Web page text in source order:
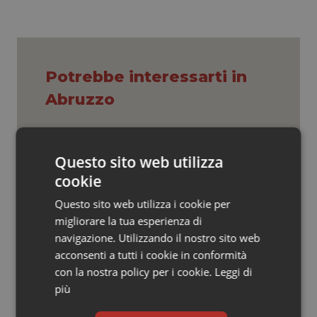
Veneto
Oncoematologia
Oncologia & Nutrizione
Quotidiano Chirurgia
Quotidiano Oncologia
Quotidiano Pediatria
Rene & patologie urogenitali
Potrebbe interessarti in
Abruzzo
Spallanzani: capire la ricerca per
comprendere il presente
Regione Lombardia scrive al ministro
Schillaci: “Gli attuali indicatori non
fotografano la qualità reale del Ssn”
Case di comunità. La sfida ora è
Questo sito web utilizza
cookie
Questo sito web utilizza i cookie per
migliorare la tua esperienza di
navigazione. Utilizzando il nostro sito web
acconsenti a tutti i cookie in conformità
con la nostra policy per i cookie. Leggi di
più